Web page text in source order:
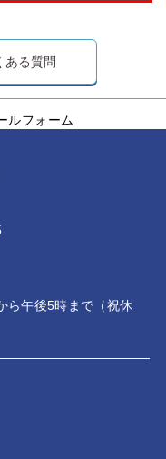
ある質問
ルフォーム
ら午後5時まで（祝休